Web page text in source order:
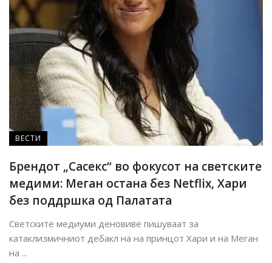
ВЕСТИ
Брендот „Сасекс“ во фокусот на светските
медими: Меган остана без Netflix, Хари
без поддршка од Палатата
Светските медиуми деновиве пишуваат за
катаклизмичниот дебакл на на принцот Хари и на Меган
на ...